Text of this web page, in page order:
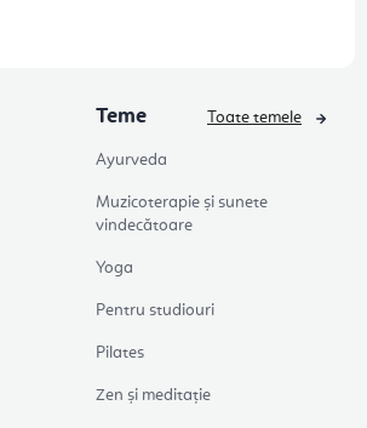
Teme
Ayurveda
Muzicoterapie și sunete
vindecătoare
Yoga
Pentru studiouri
Pilates
Zen și meditație
Toate temele